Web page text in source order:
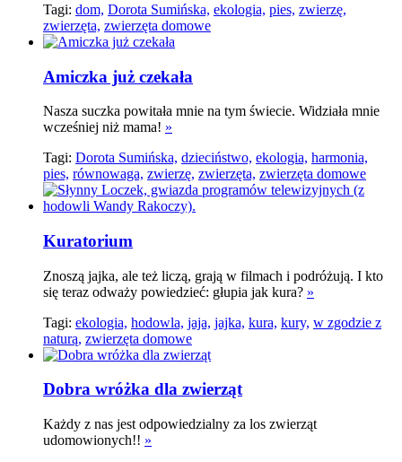
Tagi: dom, Dorota Sumińska, ekologia, pies, zwierzę,
zwierzęta, zwierzęta domowe
Amiczka już czekała
Nasza suczka powitała mnie na tym świecie. Widziała mnie
wcześniej niż mama! »
Tagi: Dorota Sumińska, dzieciństwo, ekologia, harmonia,
pies, równowaga, zwierzę, zwierzęta, zwierzęta domowe
Kuratorium
Znoszą jajka, ale też liczą, grają w filmach i podróżują. I kto
się teraz odważy powiedzieć: głupia jak kura? »
Tagi: ekologia, hodowla, jaja, jajka, kura, kury, w zgodzie z
naturą, zwierzęta domowe
Dobra wróżka dla zwierząt
Każdy z nas jest odpowiedzialny za los zwierząt
udomowionych!! »